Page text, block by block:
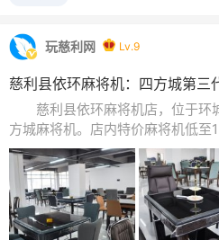
玩慈利网 Lv.9
慈利县依环麻将机：四方城第三
慈利县依环麻将机店，位于环
方城麻将机。店内特价麻将机低至